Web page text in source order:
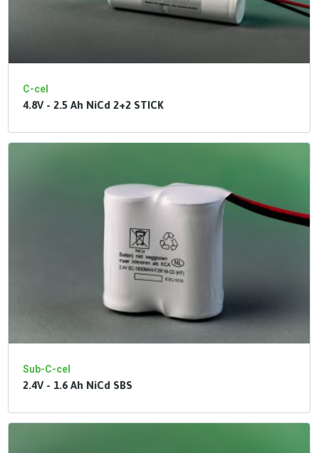
C-cel
4.8V - 2.5 Ah NiCd 2+2 STICK
Sub-C-cel
2.4V - 1.6 Ah NiCd SBS